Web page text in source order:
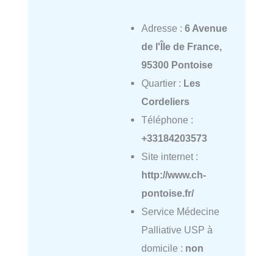
Adresse : 6 Avenue
de l'Île de France,
95300 Pontoise
Quartier : Les
Cordeliers
Téléphone :
+33184203573
Site internet :
http://www.ch-
pontoise.fr/
Service Médecine
Palliative USP à
domicile : non